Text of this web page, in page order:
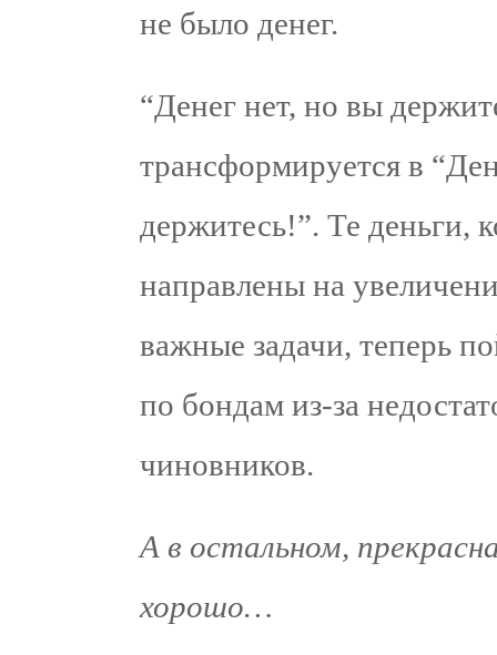
не было денег.
“Денег нет, но вы
трансформируется в
держитесь!”. Те деньги,
направлены на
важные задачи, теперь
по бондам из-за
чиновников.
А в остальном,
хорошо…